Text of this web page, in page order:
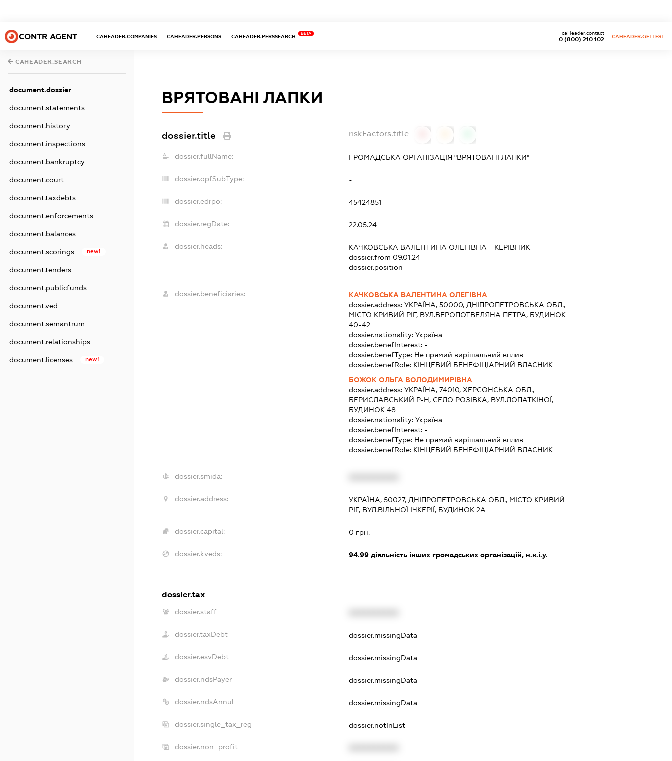
CONTR AGENT CAHEADER.COMPANIES CAHEADER.PERSONS CAHEADER.PERSSEARCH
BETA
0 (800) 210 102
caHeader.contact
CAHEADER.GETTEST
CAHEADER.SEARCH
document.dossier
document.statements
document.history
document.inspections
document.bankruptcy
document.court
document.taxdebts
document.enforcements
document.balances
document.scorings new!
document.tenders
document.publicfunds
document.ved
document.semantrum
document.relationships
document.licenses new!
ВРЯТОВАНІ ЛАПКИ
dossier.title riskFactors.title
dossier.fullName: ГРОМАДСЬКА ОРГАНІЗАЦІЯ "ВРЯТОВАНІ ЛАПКИ"
dossier.opfSubType: -
dossier.edrpo: 45424851
dossier.regDate: 22.05.24
dossier.heads: КАЧКОВСЬКА ВАЛЕНТИНА ОЛЕГІВНА - КЕРІВНИК-
dossier.from 09.01.24
dossier.position -
dossier.beneficiaries:
КАЧКОВСЬКА ВАЛЕНТИНА ОЛЕГІВНА
dossier.address: УКРАЇНА, 50000, ДНІПРОПЕТРОВСЬКА ОБЛ.,
МІСТО КРИВИЙ РІГ, ВУЛ.ВЕРОПОТВЕЛЯНА ПЕТРА, БУДИНОК
40-42
dossier.nationality: Україна
dossier.benefInterest: -
dossier.benefType: Не прямий вирішальний вплив
dossier.benefRole: КІНЦЕВИЙ БЕНЕФІЦІАРНИЙ ВЛАСНИК
БОЖОК ОЛЬГА ВОЛОДИМИРІВНА
dossier.address: УКРАЇНА, 74010, ХЕРСОНСЬКА ОБЛ.,
БЕРИСЛАВСЬКИЙ Р-Н, СЕЛО РОЗІВКА, ВУЛ.ЛОПАТКІНОЇ,
БУДИНОК 48
dossier.nationality: Україна
dossier.benefInterest: -
dossier.benefType: Не прямий вирішальний вплив
dossier.benefRole: КІНЦЕВИЙ БЕНЕФІЦІАРНИЙ ВЛАСНИК
dossier.smida:
dossier.address:
УКРАЇНА, 50027, ДНІПРОПЕТРОВСЬКА ОБЛ., МІСТО КРИВИЙ
РІГ, ВУЛ.ВІЛЬНОЇ ІЧКЕРІЇ, БУДИНОК 2А
dossier.capital: 0 грн.
dossier.kveds: 94.99діяльність інших громадських організацій, н.в.і.у.
dossier.tax
dossier.staff
dossier.taxDebt dossier.missingData
dossier.esvDebt dossier.missingData
dossier.ndsPayer dossier.missingData
dossier.ndsAnnul dossier.missingData
dossier.single_tax_reg dossier.notInList
dossier.non_profit